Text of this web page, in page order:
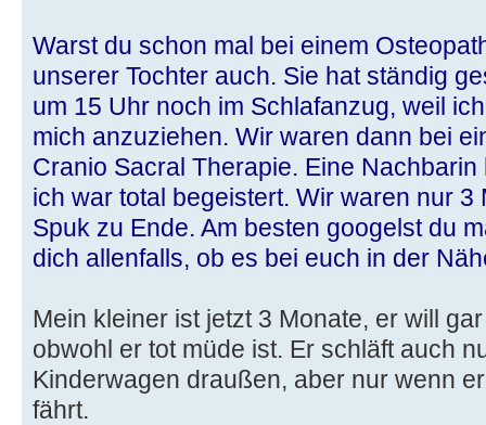
Warst du schon mal bei einem
unserer Tochter auch. Sie hat ständig
um 15 Uhr noch im Schlafanzug, weil
mich anzuziehen. Wir waren dann bei
Cranio Sacral Therapie. Eine
ich war total begeistert. Wir waren nur
Spuk zu Ende. Am besten googelst du
dich allenfalls, ob es bei euch in der
Mein kleiner ist jetzt 3 Monate, er will
obwohl er tot müde ist. Er schläft auch
Kinderwagen draußen, aber nur wenn
fährt.